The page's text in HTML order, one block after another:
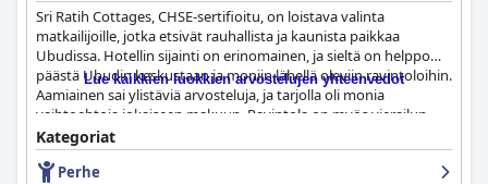
Sri Ratih Cottages, CHSE-sertifioitu, on loistava valinta
matkailijoille, jotka etsivät rauhallista ja kaunista paikkaa
Ubudissa. Hotellin sijainti on erinomainen, ja sieltä on helppo
päästä Ubudin keskustaan ja moniin lähellä oleviin ravintoloihin.
Aamiainen sai ylistäviä arvosteluja, ja tarjolla oli monia
vaihtoehtoja jokaiseen makuun. Ravintola on myös vierailun
arvoinen illallisella, ja siellä on tarjolla herkullista ruokaa
kohtuulliseen hintaan. Huoneet ovat tilavia, siistejä ja hyvin
hoidettuja, ja niissä on ylelliset kylpyhuoneet ja mukavat sängyt.
Lue kaikkien luokkien arvostelujen yhteenvedot
Kategoriat
Perhe